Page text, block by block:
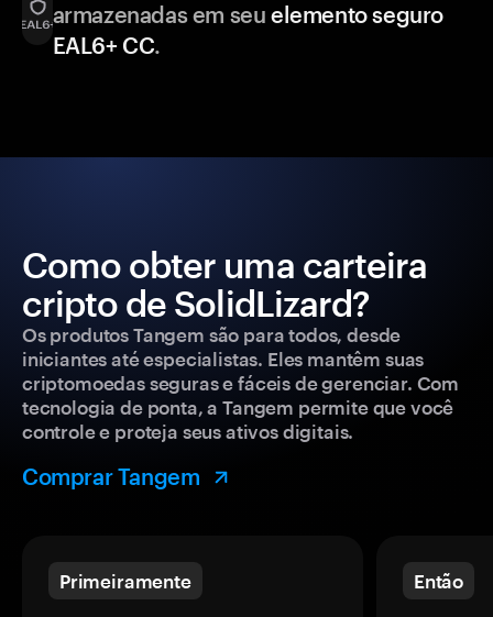
armazenadas em seu elemento seguro
EAL6+ CC.
Como obter uma carteira
cripto de SolidLizard?
Os produtos Tangem são para todos, desde
iniciantes até especialistas. Eles mantêm suas
criptomoedas seguras e fáceis de gerenciar. Com
tecnologia de ponta, a Tangem permite que você
controle e proteja seus ativos digitais.
Comprar Tangem
Primeiramente Então